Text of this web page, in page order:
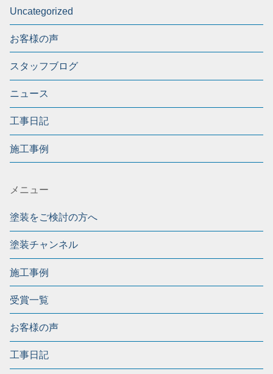
Uncategorized
お客様の声
スタッフブログ
ニュース
工事日記
施工事例
メニュー
塗装をご検討の方へ
塗装チャンネル
施工事例
受賞一覧
お客様の声
工事日記